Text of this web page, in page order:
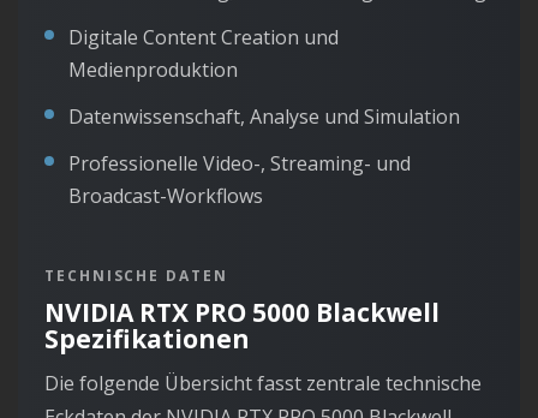
Digitale Content Creation und
Medienproduktion
Datenwissenschaft, Analyse und Simulation
Professionelle Video-, Streaming- und
Broadcast-Workflows
TECHNISCHE DATEN
NVIDIA RTX PRO 5000 Blackwell
Spezifikationen
Die folgende Übersicht fasst zentrale technische